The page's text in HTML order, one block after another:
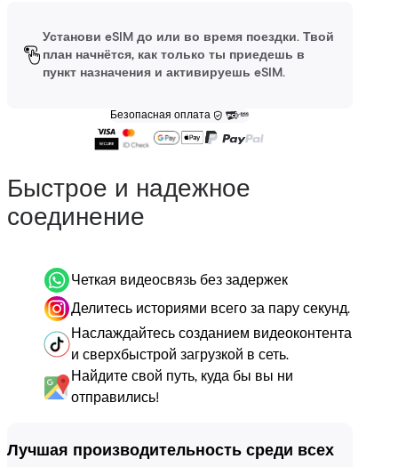
Установи eSIM до или во время поездки. Твой
план начнётся, как только ты приедешь в
пункт назначения и активируешь eSIM.
Безопасная оплата
Быстрое и надежное
соединение
Четкая видеосвязь без задержек
Делитесь историями всего за пару секунд.
Наслаждайтесь созданием видеоконтента
и сверхбыстрой загрузкой в сеть.
Найдите свой путь, куда бы вы ни
отправились!
Лучшая производительность среди всех